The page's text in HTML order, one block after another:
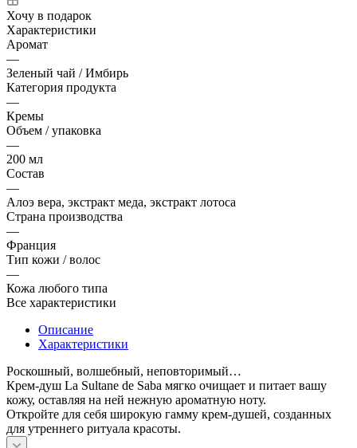
Хочу в подарок
Характеристики
Аромат
—
Зеленый чай / Имбирь
Категория продукта
—
Кремы
Объем / упаковка
—
200 мл
Состав
—
Алоэ вера, экстракт меда, экстракт лотоса
Страна производства
—
Франция
Тип кожи / волос
—
Кожа любого типа
Все характеристики
Описание
Характеристики
Роскошный, волшебный, неповторимый…
Крем-душ La Sultane de Saba мягко очищает и питает вашу
кожу, оставляя на ней нежную ароматную ноту.
Откройте для себя широкую гамму крем-душей, созданных
для утреннего ритуала красоты.